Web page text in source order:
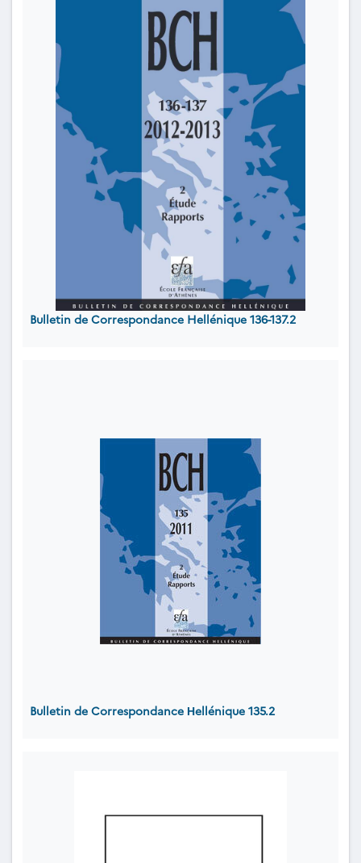
Bulletin de Correspondance Hellénique 136-137.2
Bulletin de Correspondance Ηellénique 135.2